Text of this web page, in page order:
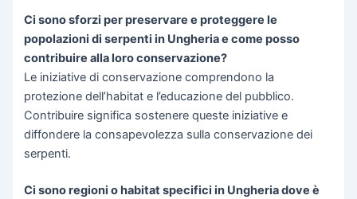
Ci sono sforzi per preservare e proteggere le
popolazioni di serpenti in Ungheria e come posso
contribuire alla loro conservazione?
Le iniziative di conservazione comprendono la
protezione dell’habitat e l’educazione del pubblico.
Contribuire significa sostenere queste iniziative e
diffondere la consapevolezza sulla conservazione dei
serpenti.
Ci sono regioni o habitat specifici in Ungheria dove è